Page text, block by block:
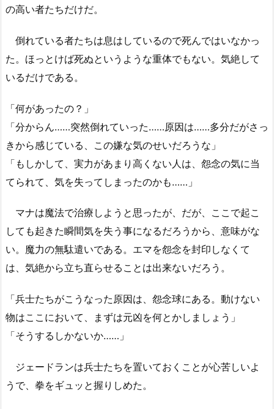
の高い者たちだけだ。
倒れている者たちは息はしているので死んではいなかっ
た。ほっとけば死ぬというような重体でもない。気絶して
いるだけである。
「何があったの？」
「分からん……突然倒れていった……原因は……多分だがさっ
きから感じている、この嫌な気のせいだろうな」
「もしかして、実力があまり高くない人は、怨念の気に当
てられて、気を失ってしまったのかも……」
マナは魔法で治療しようと思ったが、だが、ここで起こ
しても起きた瞬間気を失う事になるだろうから、意味がな
い。魔力の無駄遣いである。エマを怨念を封印しなくて
は、気絶から立ち直らせることは出来ないだろう。
「兵士たちがこうなった原因は、怨念球にある。動けない
物はここにおいて、まずは元凶を何とかしましょう」
「そうするしかないか……」
ジェードランは兵士たちを置いておくことが心苦しいよ
うで、拳をギュッと握りしめた。